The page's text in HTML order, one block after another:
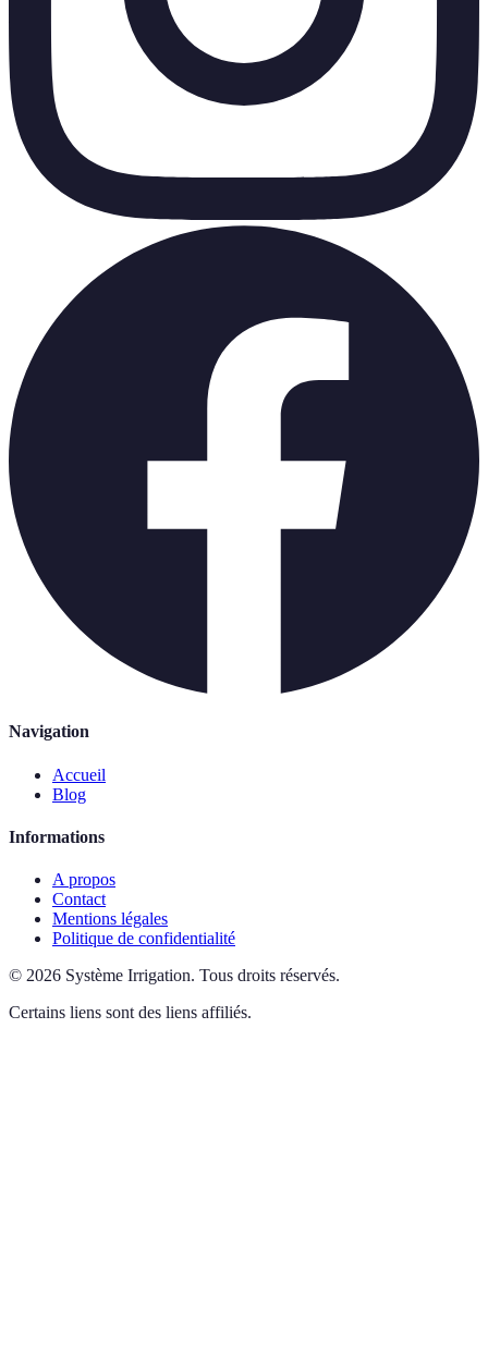
Navigation
Accueil
Blog
Informations
A propos
Contact
Mentions légales
Politique de confidentialité
© 2026 Système Irrigation. Tous droits réservés.
Certains liens sont des liens affiliés.